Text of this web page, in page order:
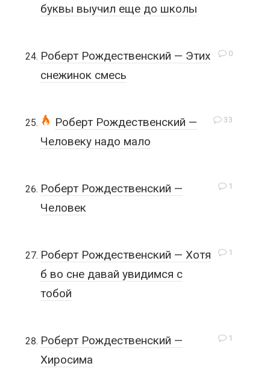
буквы выучил еще до школы
0
Роберт Рождественский — Этих
снежинок смесь
33
Роберт Рождественский —
Человеку надо мало
1
Роберт Рождественский —
Человек
1
Роберт Рождественский — Хотя
б во сне давай увидимся с
тобой
1
Роберт Рождественский —
Хиросима